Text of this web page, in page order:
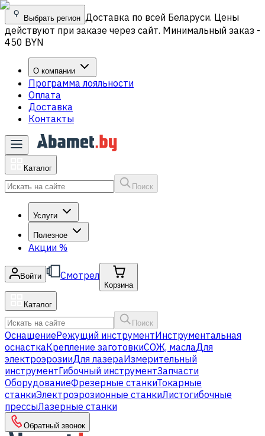
Выбрать регион Доставка по всей Беларуси. Цены
действуют при заказе через сайт. Минимальный заказ -
450 BYN
О компании
Программа лояльности
Оплата
Доставка
Контакты
Каталог
Поиск
Услуги
Полезное
Акции %
Войти Смотрел
Корзина
Каталог
Поиск
ОснащениеРежущий инструментИнструментальная
оснасткаКрепление заготовкиСОЖ, маслаДля
электроэрозииДля лазераИзмерительный
инструментГибочный инструментЗапчасти
ОборудованиеФрезерные станкиТокарные
станкиЭлектроэрозионные станкиЛистогибочные
прессыЛазерные станки
Обратный звонок